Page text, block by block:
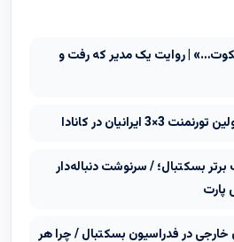
| روایت یک مدیر که رفت و
ایرانیان در کانادا
بسکتبال؛ / سرنوشت دنباله‌دار
پارت
خارجی در فدراسیون بسکتبال / چرا هر